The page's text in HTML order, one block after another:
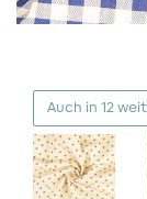
Auch in 12